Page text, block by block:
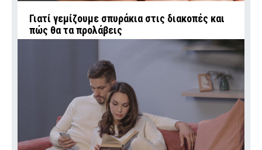
Γιατί γεμίζουμε σπυράκια στις διακοπές και
πώς θα τα προλάβεις